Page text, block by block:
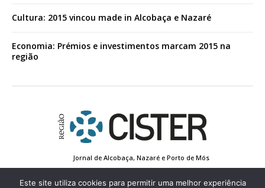
Cultura: 2015 vincou made in Alcobaça e Nazaré
Economia: Prémios e investimentos marcam 2015 na
região
Jornal de Alcobaça, Nazaré e Porto de Mós
Conta de Registo
Edição Impressa
Este site utiliza cookies para permitir uma melhor experiência